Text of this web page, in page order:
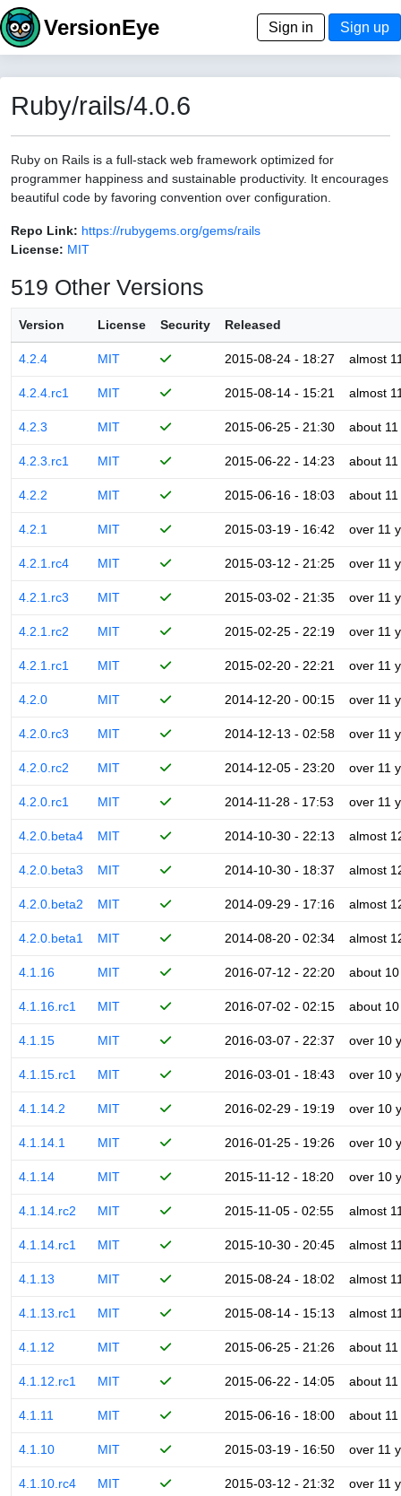
VersionEye Sign in Sign up
Ruby/rails/4.0.6
Ruby on Rails is a full-stack web framework optimized for
programmer happiness and sustainable productivity. It encourages
beautiful code by favoring convention over configuration.
Repo Link: https://rubygems.org/gems/rails
License: MIT
519 Other Versions
Version License Security Released
4.2.4 MIT 2015-08-24 - 18:27 almost
4.2.4.rc1 MIT 2015-08-14 - 15:21 almost
4.2.3 MIT 2015-06-25 - 21:30 about
4.2.3.rc1 MIT 2015-06-22 - 14:23 about
4.2.2 MIT 2015-06-16 - 18:03 about
4.2.1 MIT 2015-03-19 - 16:42 over 11
4.2.1.rc4 MIT 2015-03-12 - 21:25 over 11
4.2.1.rc3 MIT 2015-03-02 - 21:35 over 11
4.2.1.rc2 MIT 2015-02-25 - 22:19 over 11
4.2.1.rc1 MIT 2015-02-20 - 22:21 over 11
4.2.0 MIT 2014-12-20 - 00:15 over 11
4.2.0.rc3 MIT 2014-12-13 - 02:58 over 11
4.2.0.rc2 MIT 2014-12-05 - 23:20 over 11
4.2.0.rc1 MIT 2014-11-28 - 17:53 over 11
4.2.0.beta4 MIT 2014-10-30 - 22:13 almost
4.2.0.beta3 MIT 2014-10-30 - 18:37 almost
4.2.0.beta2 MIT 2014-09-29 - 17:16 almost
4.2.0.beta1 MIT 2014-08-20 - 02:34 almost
4.1.16 MIT 2016-07-12 - 22:20 about
4.1.16.rc1 MIT 2016-07-02 - 02:15 about
4.1.15 MIT 2016-03-07 - 22:37 over 10
4.1.15.rc1 MIT 2016-03-01 - 18:43 over 10
4.1.14.2 MIT 2016-02-29 - 19:19 over 10
4.1.14.1 MIT 2016-01-25 - 19:26 over 10
4.1.14 MIT 2015-11-12 - 18:20 over 10
4.1.14.rc2 MIT 2015-11-05 - 02:55 almost
4.1.14.rc1 MIT 2015-10-30 - 20:45 almost
4.1.13 MIT 2015-08-24 - 18:02 almost
4.1.13.rc1 MIT 2015-08-14 - 15:13 almost
4.1.12 MIT 2015-06-25 - 21:26 about
4.1.12.rc1 MIT 2015-06-22 - 14:05 about
4.1.11 MIT 2015-06-16 - 18:00 about
4.1.10 MIT 2015-03-19 - 16:50 over 11
4.1.10.rc4 MIT 2015-03-12 - 21:32 over 11